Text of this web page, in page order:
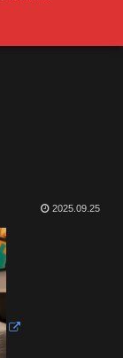
2025.09.25